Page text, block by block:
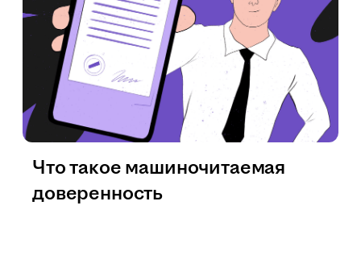
Что такое машиночитаемая
доверенность